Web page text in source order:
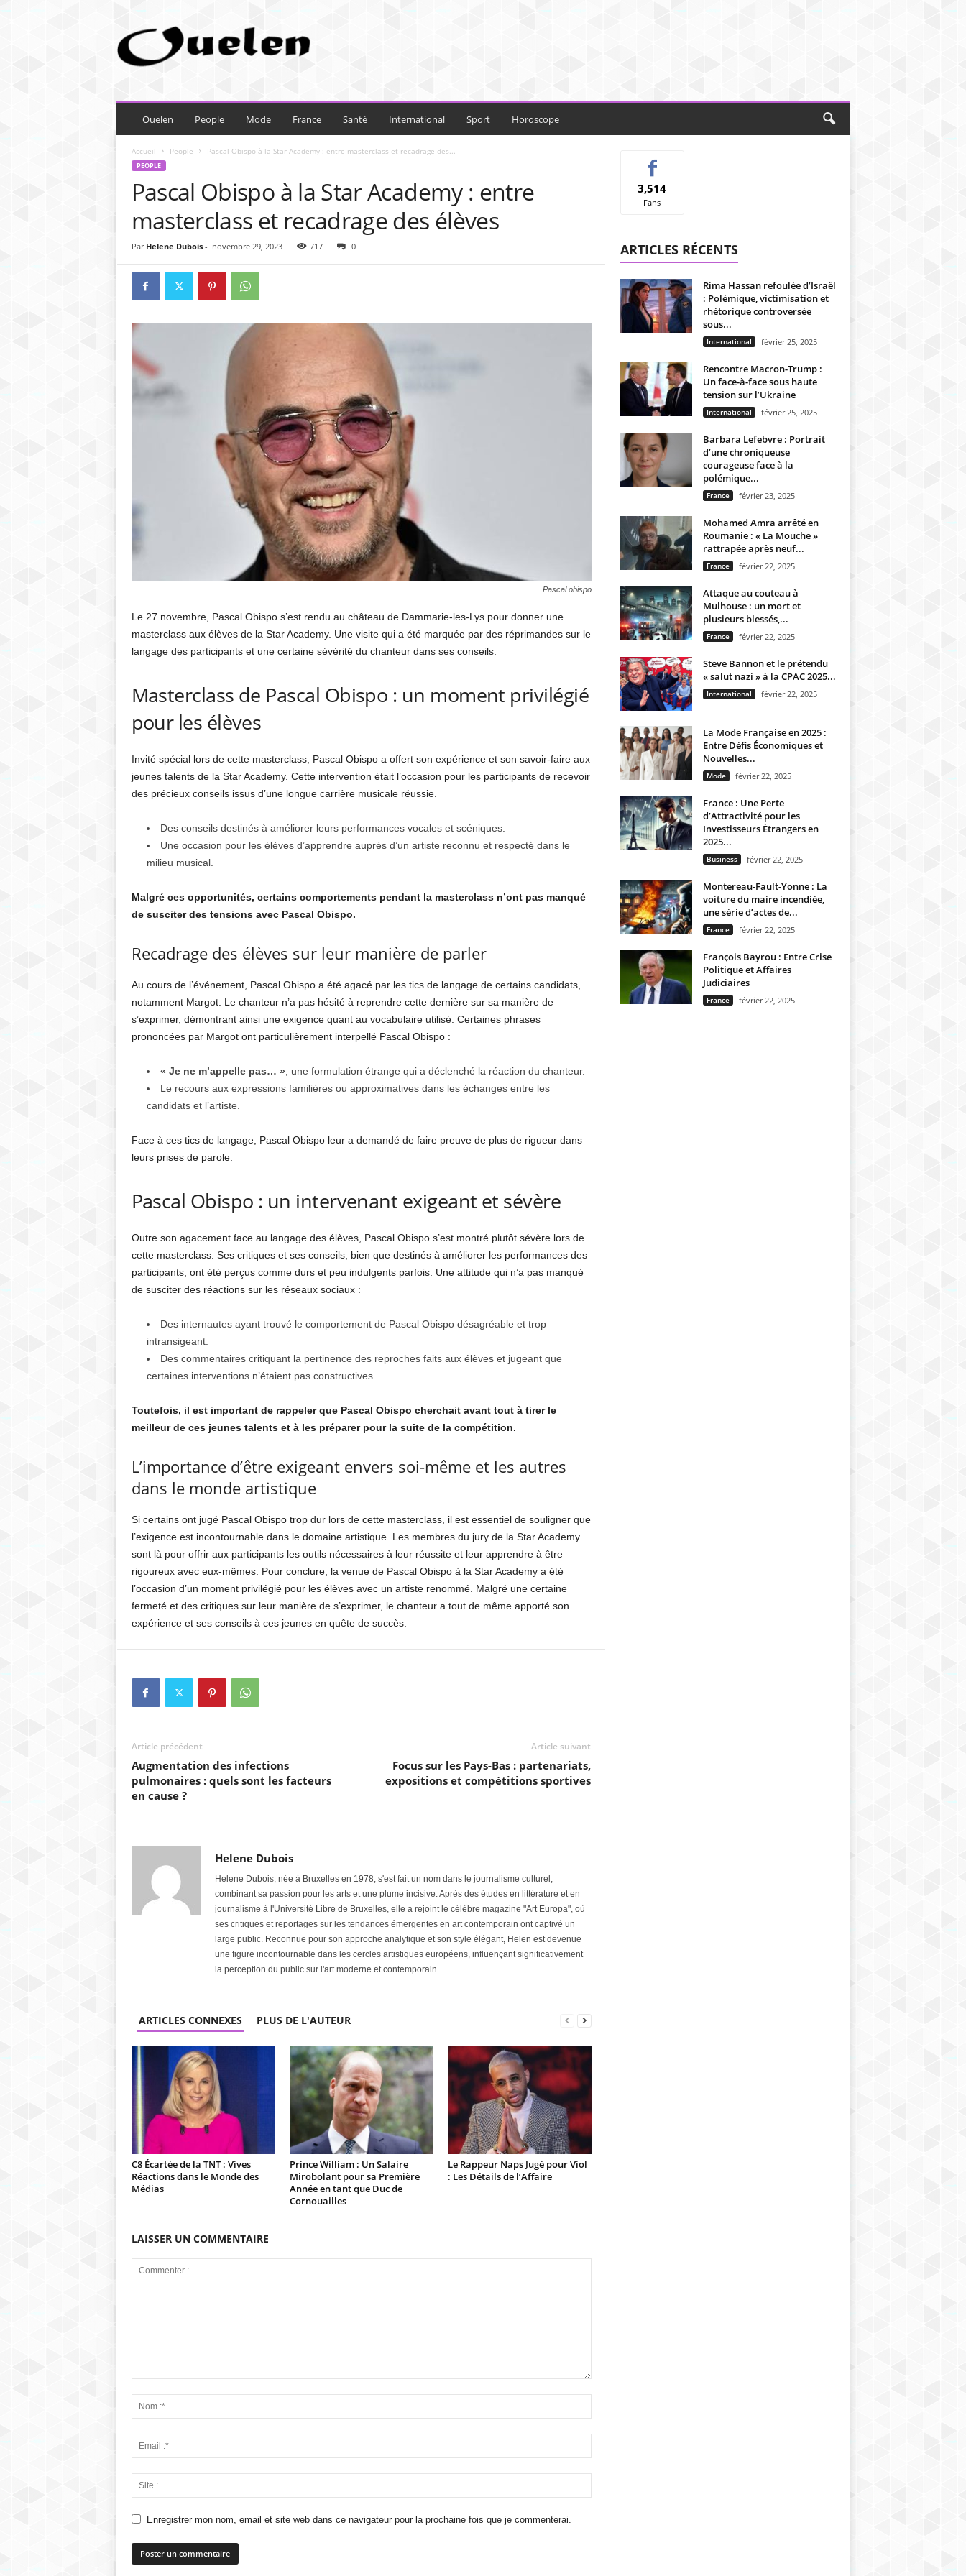
e
Ouelen People Mode France Santé International Sport Horoscope
Accueil People Pascal Obispo à la Star Academy : entre masterclass et recadrage des...
PEOPLE
Pascal Obispo à la Star Academy : entre
masterclass et recadrage des élèves
Par Helene Dubois- novembre 29, 2023 717 0
Pascal obispo
Le 27 novembre, Pascal Obispo s’est rendu au château de Dammarie-les-Lys pour donner une
masterclass aux élèves de la Star Academy. Une visite qui a été marquée par des réprimandes sur le
langage des participants et une certaine sévérité du chanteur dans ses conseils.
Masterclass de Pascal Obispo : un moment privilégié
pour les élèves
Invité spécial lors de cette masterclass, Pascal Obispo a offert son expérience et son savoir-faire aux
jeunes talents de la Star Academy. Cette intervention était l’occasion pour les participants de recevoir
des précieux conseils issus d’une longue carrière musicale réussie.
Des conseils destinés à améliorer leurs performances vocales et scéniques.
Une occasion pour les élèves d’apprendre auprès d’un artiste reconnu et respecté dans le
milieu musical.
Malgré ces opportunités, certains comportements pendant la masterclass n’ont pas manqué
de susciter des tensions avec Pascal Obispo.
Recadrage des élèves sur leur manière de parler
Au cours de l’événement, Pascal Obispo a été agacé par les tics de langage de certains candidats,
notamment Margot. Le chanteur n’a pas hésité à reprendre cette dernière sur sa manière de
s’exprimer, démontrant ainsi une exigence quant au vocabulaire utilisé. Certaines phrases
prononcées par Margot ont particulièrement interpellé Pascal Obispo :
« Je ne m’appelle pas… » , une formulation étrange qui a déclenché la réaction du chanteur.
Le recours aux expressions familières ou approximatives dans les échanges entre les
candidats et l’artiste.
Face à ces tics de langage, Pascal Obispo leur a demandé de faire preuve de plus de rigueur dans
leurs prises de parole.
Pascal Obispo : un intervenant exigeant et sévère
Outre son agacement face au langage des élèves, Pascal Obispo s’est montré plutôt sévère lors de
cette masterclass. Ses critiques et ses conseils, bien que destinés à améliorer les performances des
participants, ont été perçus comme durs et peu indulgents parfois. Une attitude qui n’a pas manqué
de susciter des réactions sur les réseaux sociaux :
Des internautes ayant trouvé le comportement de Pascal Obispo désagréable et trop
intransigeant.
Des commentaires critiquant la pertinence des reproches faits aux élèves et jugeant que
certaines interventions n’étaient pas constructives.
Toutefois, il est important de rappeler que Pascal Obispo cherchait avant tout à tirer le
meilleur de ces jeunes talents et à les préparer pour la suite de la compétition.
L’importance d’être exigeant envers soi-même et les autres
dans le monde artistique
Si certains ont jugé Pascal Obispo trop dur lors de cette masterclass, il est essentiel de souligner que
l’exigence est incontournable dans le domaine artistique. Les membres du jury de la Star Academy
sont là pour offrir aux participants les outils nécessaires à leur réussite et leur apprendre à être
rigoureux avec eux-mêmes. Pour conclure, la venue de Pascal Obispo à la Star Academy a été
l’occasion d’un moment privilégié pour les élèves avec un artiste renommé. Malgré une certaine
fermeté et des critiques sur leur manière de s’exprimer, le chanteur a tout de même apporté son
expérience et ses conseils à ces jeunes en quête de succès.
Article précédent
Augmentation des infections
pulmonaires : quels sont les facteurs
en cause ?
Article suivant
Focus sur les Pays-Bas : partenariats,
expositions et compétitions sportives
Helene Dubois
Helene Dubois, née à Bruxelles en 1978, s'est fait un nom dans le journalisme culturel,
combinant sa passion pour les arts et une plume incisive. Après des études en littérature et en
journalisme à l'Université Libre de Bruxelles, elle a rejoint le célèbre magazine "Art Europa", où
ses critiques et reportages sur les tendances émergentes en art contemporain ont captivé un
large public. Reconnue pour son approche analytique et son style élégant, Helen est devenue
une figure incontournable dans les cercles artistiques européens, influençant significativement
la perception du public sur l'art moderne et contemporain.
ARTICLES CONNEXES PLUS DE L'AUTEUR
C8 Écartée de la TNT : Vives
Réactions dans le Monde des
Médias
Prince William : Un Salaire
Mirobolant pour sa Première
Année en tant que Duc de
Cornouailles
Le Rappeur Naps Jugé pour Viol
: Les Détails de l’Affaire
LAISSER UN COMMENTAIRE
Enregistrer mon nom, email et site web dans ce navigateur pour la prochaine fois que je commenterai.
3,514
Fans
ARTICLES RÉCENTS
Rima Hassan refoulée d’Israël
: Polémique, victimisation et
rhétorique controversée
sous...
International février 25, 2025
Rencontre Macron-Trump :
Un face-à-face sous haute
tension sur l’Ukraine
International février 25, 2025
Barbara Lefebvre : Portrait
d’une chroniqueuse
courageuse face à la
polémique...
France février 23, 2025
Mohamed Amra arrêté en
Roumanie : « La Mouche »
rattrapée après neuf...
France février 22, 2025
Attaque au couteau à
Mulhouse : un mort et
plusieurs blessés,...
France février 22, 2025
Steve Bannon et le prétendu
« salut nazi » à la CPAC 2025...
International février 22, 2025
La Mode Française en 2025 :
Entre Défis Économiques et
Nouvelles...
Mode février 22, 2025
France : Une Perte
d’Attractivité pour les
Investisseurs Étrangers en
2025...
Business février 22, 2025
Montereau-Fault-Yonne : La
voiture du maire incendiée,
une série d’actes de...
France février 22, 2025
François Bayrou : Entre Crise
Politique et Affaires
Judiciaires
France février 22, 2025